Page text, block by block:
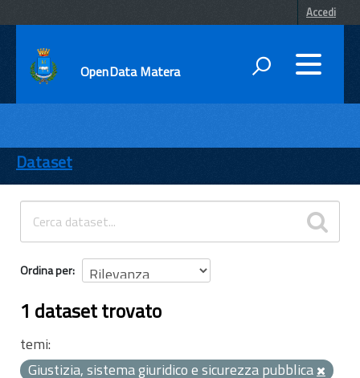
Accedi
OpenData Matera
ENTI
TEMI
INFORMAZIONI
Dataset
Ordina per
1 dataset trovato
temi:
Giustizia, sistema giuridico e sicurezza pubblica